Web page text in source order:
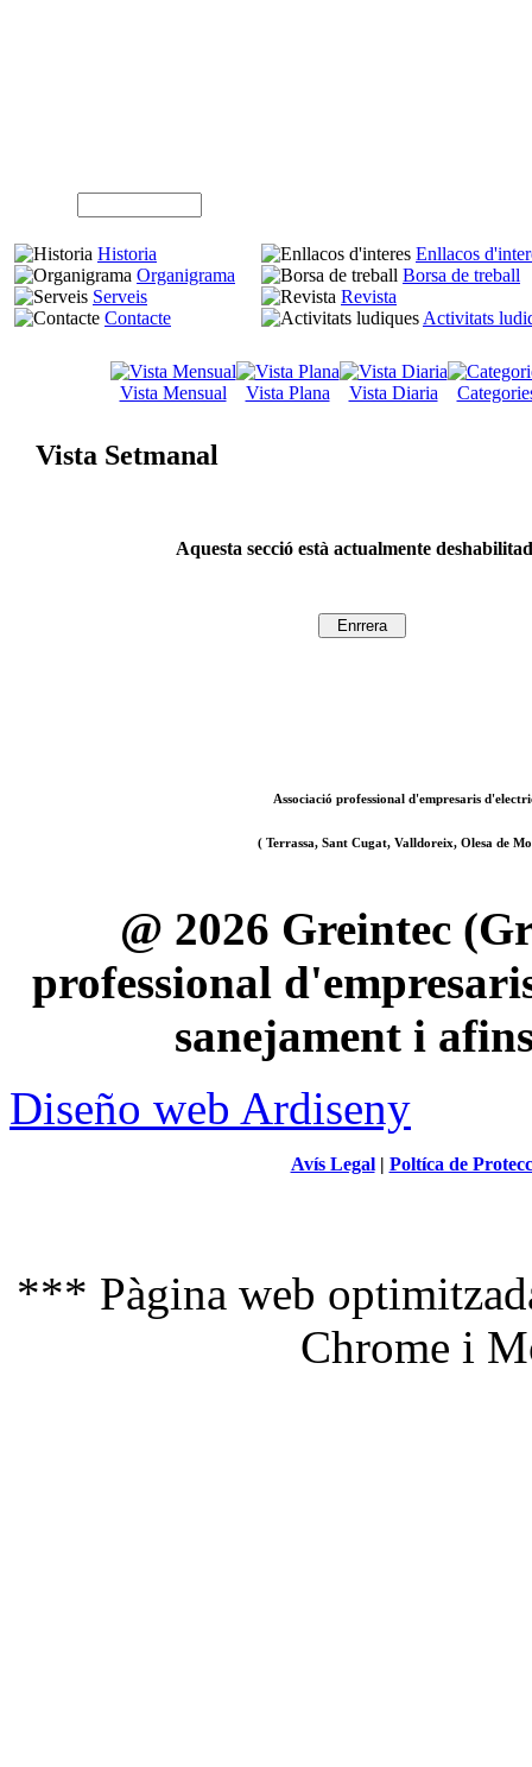
Historia
Organigrama
Serveis
Contacte
Enllacos
Borsa de treball
Revista
Activitats
Vista Mensual Vista Plana Vista Diaria
Vista Setmanal
Aquesta secció està actualmente
Associació professional d'empresaris
( Terrassa, Sant Cugat, Valldoreix, Olesa de
@ 2026 Greintec
professional
sanejament i
Diseño web Ardiseny
Avís Legal| Poltíca de
*** Pàgina web
Chrome i